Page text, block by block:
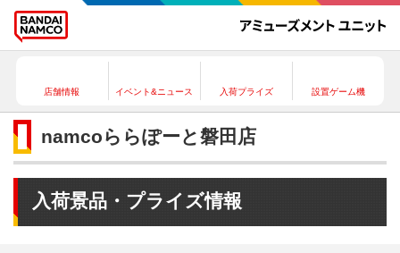
店舗情報 イベント&ニュース 入荷プライズ 設置ゲーム機
namcoららぽーと磐田店
入荷景品・プライズ情報